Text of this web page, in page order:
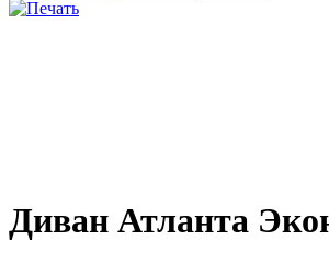
Диван Атланта